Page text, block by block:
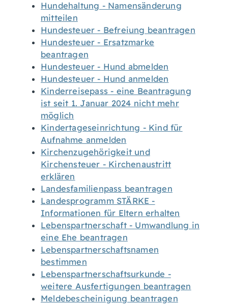
Hundehaltung - Namensänderung
mitteilen
Hundesteuer - Befreiung beantragen
Hundesteuer - Ersatzmarke
beantragen
Hundesteuer - Hund abmelden
Hundesteuer - Hund anmelden
Kinderreisepass - eine Beantragung
ist seit 1. Januar 2024 nicht mehr
möglich
Kindertageseinrichtung - Kind für
Aufnahme anmelden
Kirchenzugehörigkeit und
Kirchensteuer - Kirchenaustritt
erklären
Landesfamilienpass beantragen
Landesprogramm STÄRKE -
Informationen für Eltern erhalten
Lebenspartnerschaft - Umwandlung in
eine Ehe beantragen
Lebenspartnerschaftsnamen
bestimmen
Lebenspartnerschaftsurkunde -
weitere Ausfertigungen beantragen
Meldebescheinigung beantragen